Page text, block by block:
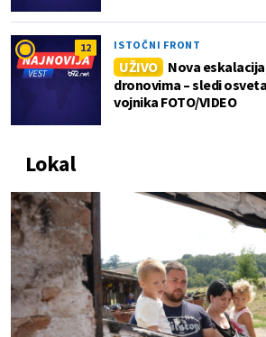
12 ISTOČNI FRONT
UŽIVO
Nova
dronovima – sledi
vojnika FOTO/VIDEO
Lokal